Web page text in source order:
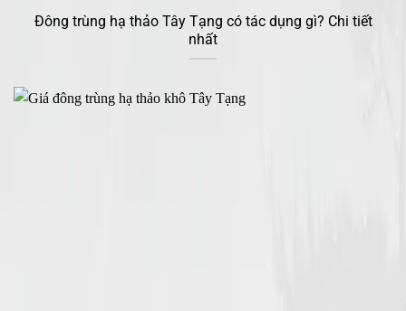
Đông trùng hạ thảo Tây Tạng có tác dụng gì? Chi tiết
nhất